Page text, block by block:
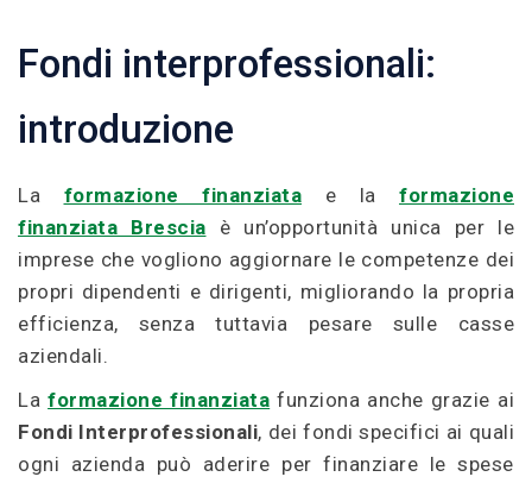
Fondi interprofessionali:
introduzione
La formazione finanziata e la formazione
finanziata Brescia è un’opportunità unica per le
imprese che vogliono aggiornare le competenze dei
propri dipendenti e dirigenti, migliorando la propria
efficienza, senza tuttavia pesare sulle casse
aziendali.
Laformazione finanziata funziona anche grazie ai
Fondi Interprofessionali, dei fondi specifici ai quali
ogni azienda può aderire per finanziare le spese